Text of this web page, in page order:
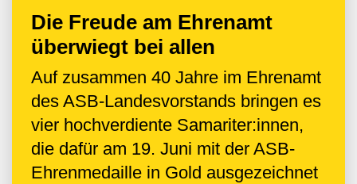
Die Freude am Ehrenamt
überwiegt bei allen
Auf zusammen 40 Jahre im Ehrenamt
des ASB-Landesvorstands bringen es
vier hochverdiente Samariter:innen,
die dafür am 19. Juni mit der ASB-
Ehrenmedaille in Gold ausgezeichnet